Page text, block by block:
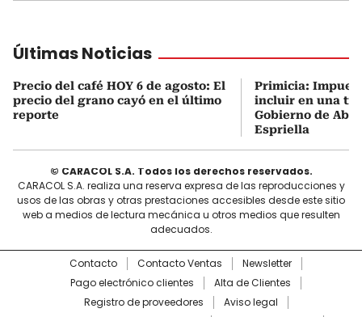
Últimas Noticias
Precio del café HOY 6 de agosto: El
precio del grano cayó en el último
reporte
Primicia:
incluir en una
Gobierno de
Espriella
© CARACOL S.A. Todos los derechos reservados.
CARACOL S.A. realiza una reserva expresa de las reproducciones y
usos de las obras y otras prestaciones accesibles desde este sitio
web a medios de lectura mecánica u otros medios que resulten
adecuados.
Contacto Contacto Ventas
Newsletter
Pago electrónico clientes
Alta de Clientes
Registro de proveedores
Aviso legal